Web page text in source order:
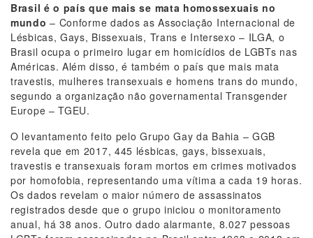
Brasil é o país que mais se mata homossexuais no
mundo – Conforme dados as Associação Internacional de
Lésbicas, Gays, Bissexuais, Trans e Intersexo – ILGA, o
Brasil ocupa o primeiro lugar em homicídios de LGBTs nas
Américas. Além disso, é também o país que mais mata
travestis, mulheres transexuais e homens trans do mundo,
segundo a organização não governamental Transgender
Europe – TGEU.
O levantamento feito pelo Grupo Gay da Bahia – GGB
revela que em 2017, 445 lésbicas, gays, bissexuais,
travestis e transexuais foram mortos em crimes motivados
por homofobia, representando uma vítima a cada 19 horas.
Os dados revelam o maior número de assassinatos
registrados desde que o grupo iniciou o monitoramento
anual, há 38 anos. Outro dado alarmante, 8.027 pessoas